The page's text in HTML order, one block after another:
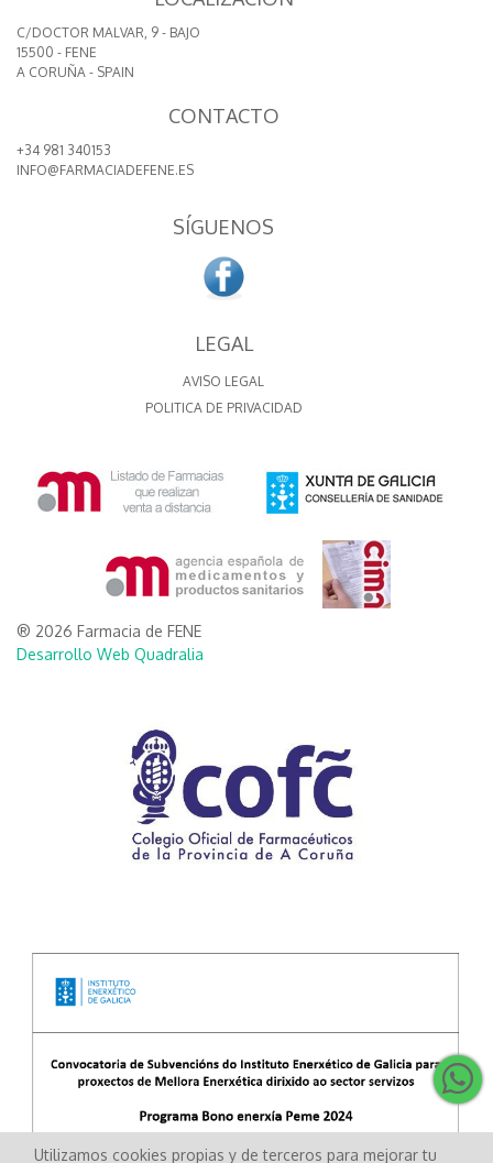
C/DOCTOR MALVAR, 9 - BAJO
15500 - FENE
A CORUÑA - SPAIN
CONTACTO
+34 981 340153
INFO@FARMACIADEFENE.ES
SÍGUENOS
LEGAL
AVISO LEGAL
POLITICA DE PRIVACIDAD
® 2026 Farmacia de FENE
Desarrollo Web Quadralia
Utilizamos cookies propias y de terceros para mejorar tu